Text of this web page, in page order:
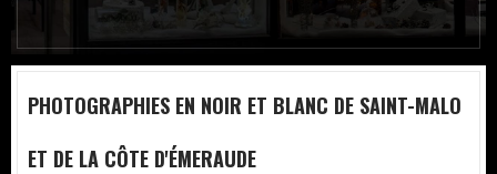
PHOTOGRAPHIES EN NOIR ET BLANC DE SAINT-MALO
ET DE LA CÔTE D'ÉMERAUDE